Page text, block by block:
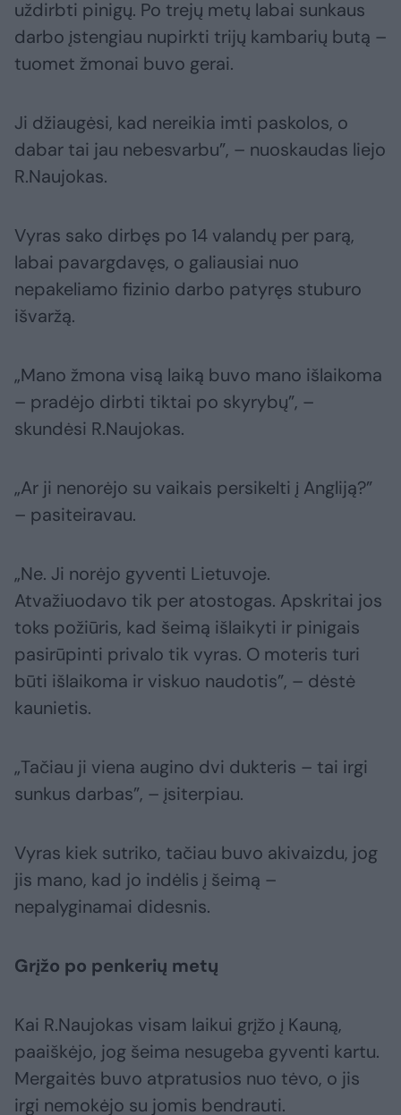
uždirbti pinigų. Po trejų metų labai sunkaus
darbo įstengiau nupirkti trijų kambarių butą –
tuomet žmonai buvo gerai.
Ji džiaugėsi, kad nereikia imti paskolos, o
dabar tai jau nebesvarbu”, – nuoskaudas liejo
R.Naujokas.
Vyras sako dirbęs po 14 valandų per parą,
labai pavargdavęs, o galiausiai nuo
nepakeliamo fizinio darbo patyręs stuburo
išvaržą.
„Mano žmona visą laiką buvo mano išlaikoma
– pradėjo dirbti tiktai po skyrybų”, –
skundėsi R.Naujokas.
„Ar ji nenorėjo su vaikais persikelti į Angliją?”
– pasiteiravau.
„Ne. Ji norėjo gyventi Lietuvoje.
Atvažiuodavo tik per atostogas. Apskritai jos
toks požiūris, kad šeimą išlaikyti ir pinigais
pasirūpinti privalo tik vyras. O moteris turi
būti išlaikoma ir viskuo naudotis”, – dėstė
kaunietis.
„Tačiau ji viena augino dvi dukteris – tai irgi
sunkus darbas”, – įsiterpiau.
Vyras kiek sutriko, tačiau buvo akivaizdu, jog
jis mano, kad jo indėlis į šeimą –
nepalyginamai didesnis.
Grįžo po penkerių metų
Kai R.Naujokas visam laikui grįžo į Kauną,
paaiškėjo, jog šeima nesugeba gyventi kartu.
Mergaitės buvo atpratusios nuo tėvo, o jis
irgi nemokėjo su jomis bendrauti.